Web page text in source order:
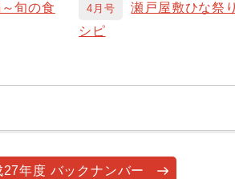
旬の食
4月号
瀬戸屋敷ひな祭
シピ
27年度 バックナンバー